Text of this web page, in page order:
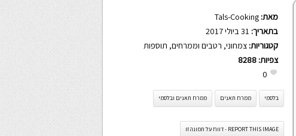
מאת: Tals-Cooking
בתאריך:
קטגוריות: צמחוני, רטבים וממרחים, תוספות
צפיות: 8288
0
בלסמי ממרח תאנים ממרח תאנים ובלסמי
REPORT THIS IMAGE - דווח על תמונה זו